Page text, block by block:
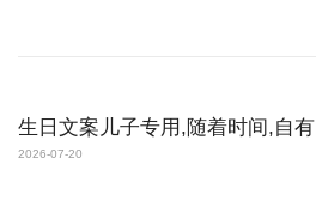
生日文案儿子专用,随着时间,自有
2026-07-20